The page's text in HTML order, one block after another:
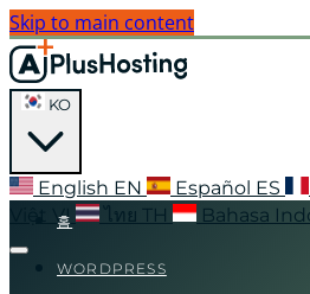
Skip to main content
KO
English EN Español ES
VI ไทย TH Bahasa
홈
WORDPRESS